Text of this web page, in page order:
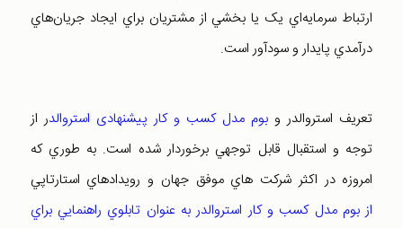
ارتباط سرمايه‌اي يک يا بخشي از مشتريان براي ايجاد جريان‌هاي
درآمدي پايدار و سودآور است.
تعريف استروالدر و بوم مدل کسب و کار پيشنهادی استروالدر از
توجه و استقبال قابل توجهي برخوردار شده است. به طوري که
امروزه در اکثر شرکت هاي موفق جهان و رويدادهاي استارتاپي
از بوم مدل کسب و کار استروالدر به عنوان تابلوي راهنمايي براي